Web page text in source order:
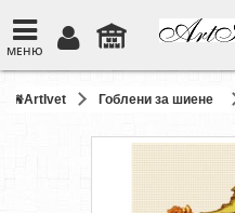
МЕНЮ
ArtIvet Гоблени за шиене